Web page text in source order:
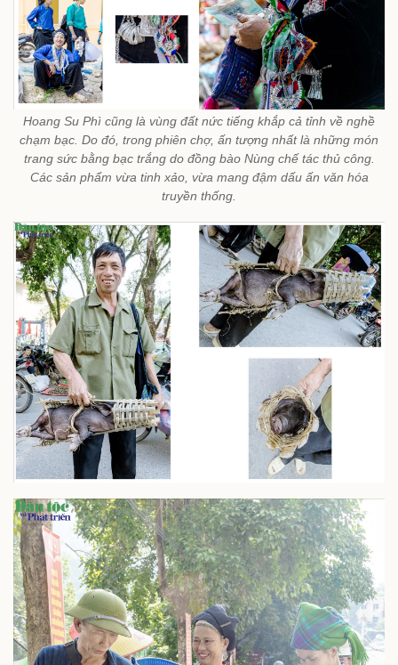
Hoang Su Phì cũng là vùng đất nức tiếng khắp cả tỉnh về nghề
chạm bạc. Do đó, trong phiên chợ, ấn tượng nhất là những món
trang sức bằng bạc trắng do đồng bào Nùng chế tác thủ công.
Các sản phẩm vừa tinh xảo, vừa mang đậm dấu ấn văn hóa
truyền thống.